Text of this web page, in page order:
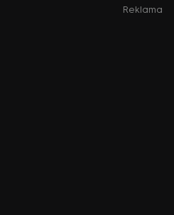
Reklama